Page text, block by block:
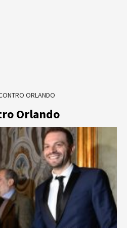
ORLANDO
Orlando